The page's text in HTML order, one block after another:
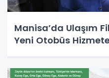
Manisa’da Ulaşım
Yeni Otobüs